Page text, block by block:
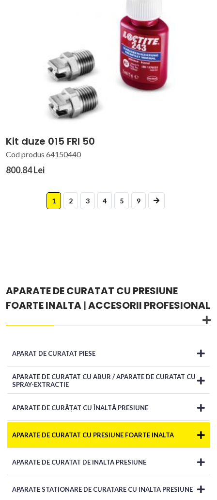
Kit duze 015 FRI 50
Cod produs 64150440
800.84 Lei
1 2 3 4 5 9
APARATE DE CURATAT CU PRESIUNE
FOARTE INALTA|ACCESORII PROFESIONAL
APARAT DE CURATAT PIESE
APARATE DE CURATAT CU ABUR / APARATE DE CURATAT CU
SPRAY-EXTRACTIE
APARATE DE CURĂȚAT CU ÎNALTĂ PRESIUNE
APARATE DE CURATAT CU PRESIUNE FOARTE INALTA
APARATE DE CURATAT DE INALTA PRESIUNE
APARATE STATIONARE DE CURATARE CU INALTA PRESIUNE